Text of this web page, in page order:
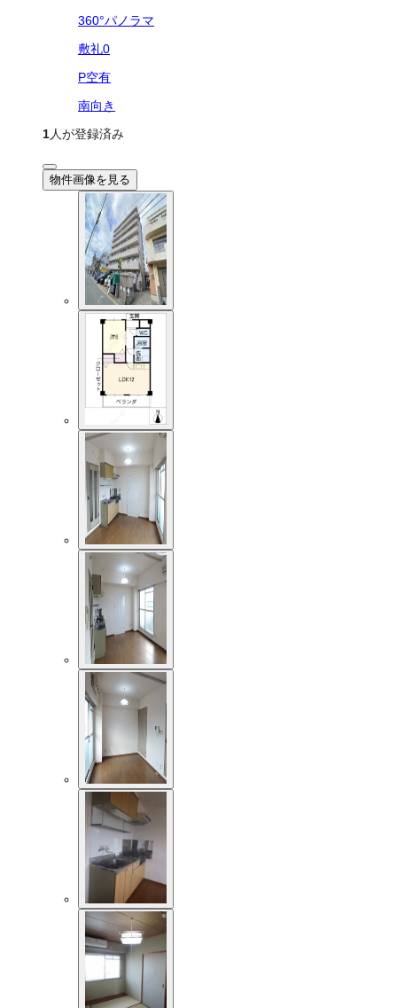
360°パノラマ
敷礼0
P空有
南向き
1人が登録済み
物件画像を見る